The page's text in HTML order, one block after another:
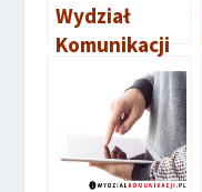
Wydział
Komunikacji